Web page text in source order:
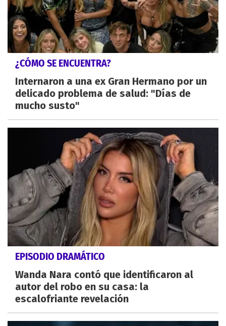
¿CÓMO SE ENCUENTRA?
Internaron a una ex Gran Hermano por un
delicado problema de salud: "Días de
mucho susto"
EPISODIO DRAMÁTICO
Wanda Nara contó que identificaron al
autor del robo en su casa: la
escalofriante revelación